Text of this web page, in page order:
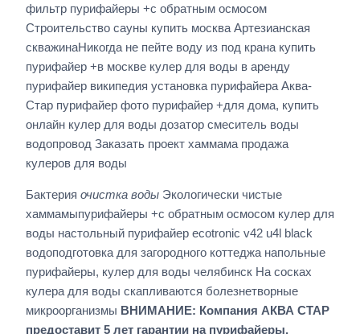
фильтр пурифайеры +с обратным осмосом
Строительство сауны купить москва Артезианская
скважинаНикогда не пейте воду из под крана купить
пурифайер +в москве кулер для воды в аренду
пурифайер википедия установка пурифайера Аква-
Стар пурифайер фото пурифайер +для дома, купить
онлайн кулер для воды дозатор смеситель воды
водопровод Заказать проект хаммама продажа
кулеров для воды
Бактерия очистка воды Экологически чистые
хаммамыпурифайеры +с обратным осмосом кулер для
воды настольный пурифайер ecotronic v42 u4l black
водоподготовка для загородного коттеджа напольные
пурифайеры, кулер для воды челябинск На сосках
кулера для воды скапливаются болезнетворные
микроорганизмы ВНИМАНИЕ: Компания АКВА СТАР
предоставит 5 лет гарантии на пурифайеры,